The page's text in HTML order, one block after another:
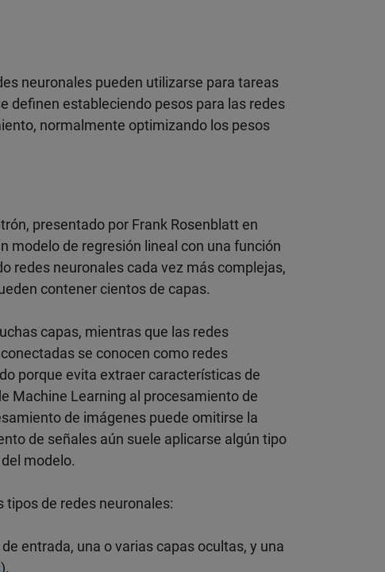
neuronales pueden utilizarse para tareas
definen estableciendo pesos para las redes
normalmente optimizando los pesos
presentado por Frank Rosenblatt en
modelo de regresión lineal con una función
redes neuronales cada vez más complejas,
contener cientos de capas.
capas, mientras que las redes
se conocen como redes
porque evita extraer características de
Machine Learning al procesamiento de
de imágenes puede omitirse la
de señales aún suele aplicarse algún tipo
modelo.
de redes neuronales:
entrada, una o varias capas ocultas, y una
).